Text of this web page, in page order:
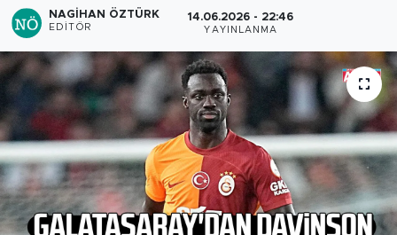
NAGIHAN ÖZTÜRK
EDITÖR
14.06.2026 - 22:46
YAYINLANMA
Haber Arşivi